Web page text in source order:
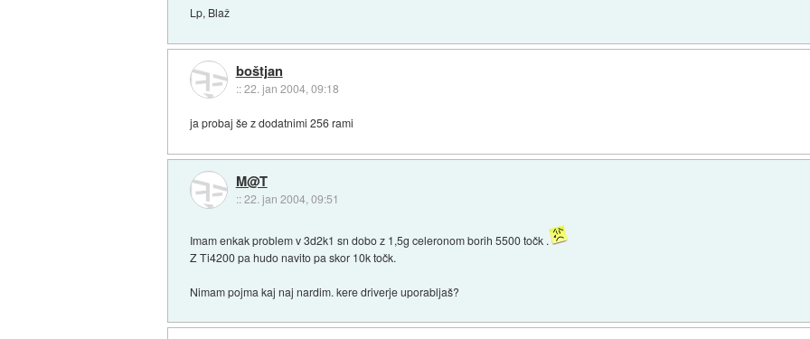
Lp, Blaž
boštjan
::22. jan 2004, 09:18
ja probaj še z dodatnimi 256 rami
M@T
::22. jan 2004, 09:51
Imam enkak problem v 3d2k1 sn dobo z 1,5g celeronom borih 5500 točk .
Z Ti4200 pa hudo navito pa skor 10k točk.
Nimam pojma kaj naj nardim. kere driverje uporabljaš?